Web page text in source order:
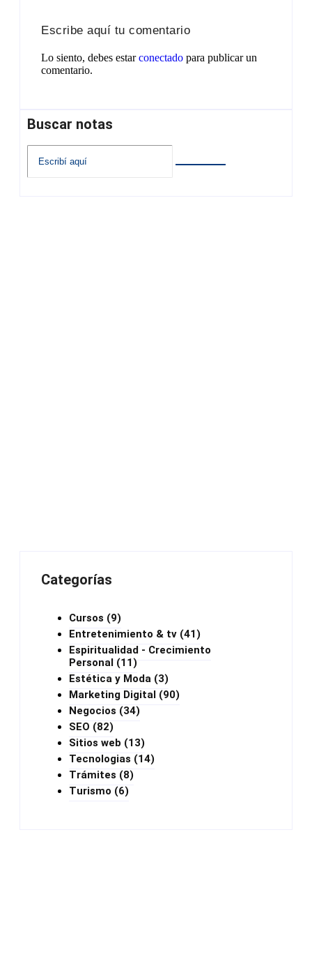
Escribe aquí tu comentario
Lo siento, debes estarconectado para publicar un
comentario.
Buscar notas
Categorías
Cursos (9)
Entretenimiento & tv (41)
Espiritualidad - Crecimiento
Personal (11)
Estética y Moda (3)
Marketing Digital (90)
Negocios (34)
SEO (82)
Sitios web (13)
Tecnologias (14)
Trámites (8)
Turismo (6)